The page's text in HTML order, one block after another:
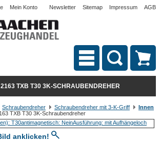
Mein Konto Newsletter Sitemap Impressum AGB
TXB T30 3K-SCHRAUBENDREHER
Schraubendreher Schraubendreher mit 3-K-Griff
Innen
TXB T30 3K-Schraubendreher
anklicken!